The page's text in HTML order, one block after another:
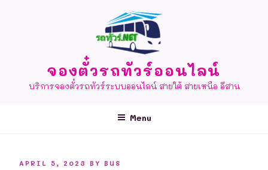
จองตั๋วรถทัวร์ออนไลน์
บริการจองตั๋วรถทัวร์ระบบออนไลน์ สายใต้ สายเหนือ อีสาน
Menu
POSTED
APRIL 5, 2023 BY BUS